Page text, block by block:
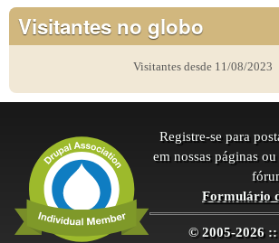
Visitantes no globo
Visitantes desde 11/08/2023
Registre-se para
em nossas páginas
Formulário
© 2005-2026